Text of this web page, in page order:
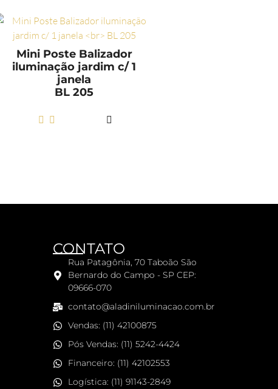
Mini Poste Balizador
iluminação jardim c/ 1
janela
BL 205
CONTATO
Rua Patagônia, 70 Taboão São
Bernardo do Campo - SP CEP:
09666-070
contato@aladiniluminacao.com.br
Vendas: (11) 42100875
Pós Vendas: (11) 5242-4424
Financeiro: (11) 42102553
Logística: (11) 91143-2849